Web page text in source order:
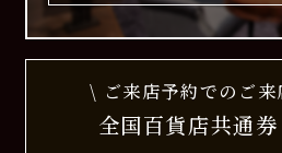
\ ご来店予約でのご
全国百貨店共通